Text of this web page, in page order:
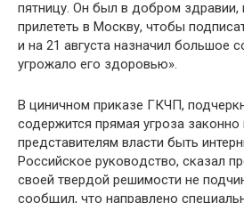
пятницу. Он был в добром здравии,
прилететь в Москву, чтобы
и на 21 августа назначил большое
угрожало его здоровью».
В циничном приказе ГКЧП,
содержится прямая угроза
представите­лям власти быть
Российское руково­дство, сказал
своей твердой решимо­сти не
сообщил, что направлено